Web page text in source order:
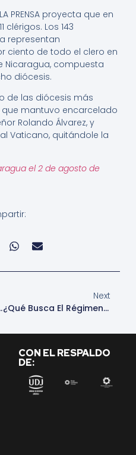
PRENSA proyecta que en
clérigos. Los 143
representan
ciento de todo el clero en
Nicaragua, compuesta
diócesis.
de las diócesis más
mantuvo encarcelado
Rolando Álvarez, y
Vaticano, quitándole la
el 2 de agosto de
Miskito Rodolfo French
Next
¿Qué Busca El Régimen Con La Detención De Más Sacerdotes En Nicaragua?
CON EL RESPALDO
DE: